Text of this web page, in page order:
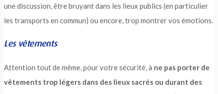
une discussion, être bruyant dans les lieux publics (en particulier
les transports en commun) ou encore, trop montrer vos émotions.
Les vêtements
Attention tout de même, pour votre sécurité, à ne pas porter de
vêtements trop légers dans des lieux sacrés ou durant des